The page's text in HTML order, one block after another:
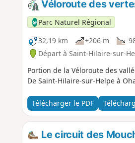
Véloroute des
Parc Naturel Régional
32,19 km
+206 m -
Départ à Saint-Hilaire-sur-
Portion de la Véloroute des
De Saint-Hilaire-sur-Helpe à
Télécharger le PDF
Le circuit des